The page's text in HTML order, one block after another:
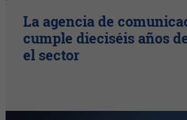
La agencia de
cumple dieciséis años
el sector